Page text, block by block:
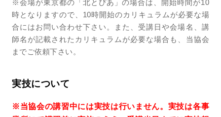
※会場が東京都の「北とぴあ」の場合は、開始時間が10
時となりますので、10時開始のカリキュラムが必要な場
合にはお問い合わせ下さい。また、受講日や会場名、講
師名が記載されたカリキュラムが必要な場合も、当協会
までご依頼下さい。
実技について
※当協会の講習中には実技は行いません。実技は各事